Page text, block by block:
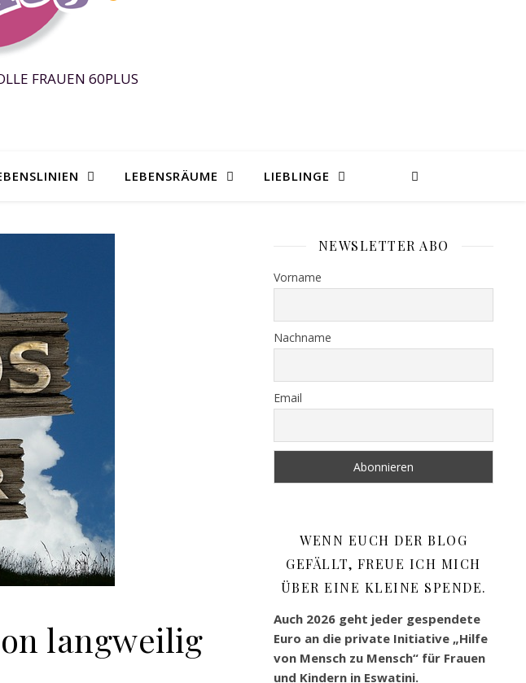
FRAUEN 60PLUS
LEBENSRÄUME LIEBLINGE
langweilig
NEWSLETTER ABO
Vorname
Nachname
Email
WENN EUCH DER BLOG
GEFÄLLT, FREUE ICH MICH
ÜBER EINE KLEINE SPENDE.
Auch 2026 geht jeder gespendete
Euro an die private Initiative „Hilfe
von Mensch zu Mensch“ für Frauen
und Kindern in Eswatini.